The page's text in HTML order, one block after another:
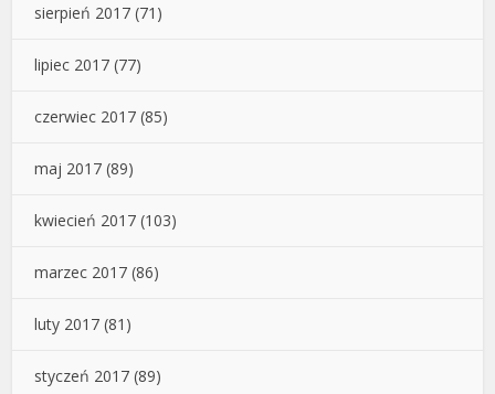
sierpień 2017 (71)
lipiec 2017 (77)
czerwiec 2017 (85)
maj 2017 (89)
kwiecień 2017 (103)
marzec 2017 (86)
luty 2017 (81)
styczeń 2017 (89)